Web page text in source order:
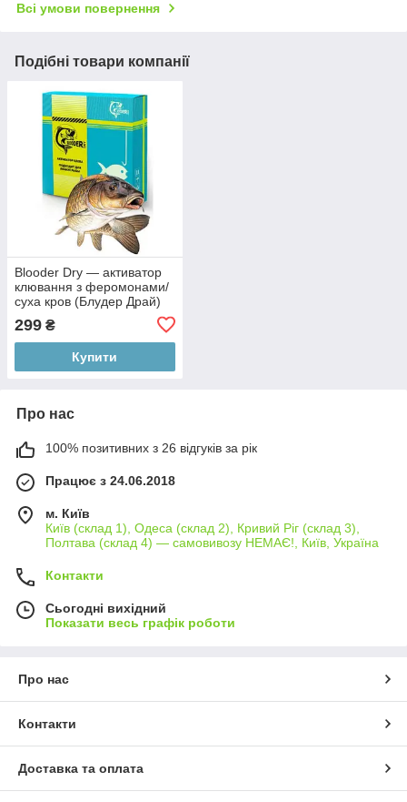
Всі умови повернення
Подібні товари компанії
Blooder Dry — активатор
клювання з феромонами/
суха кров (Блудер Драй)
299 ₴
Купити
Про нас
100% позитивних з 26 відгуків за рік
Працює з 24.06.2018
м. Київ
Київ (склад 1), Одеса (склад 2), Кривий Ріг (склад 3),
Полтава (склад 4) — самовивозу НЕМАЄ!, Київ, Україна
Контакти
Сьогодні вихідний
Показати весь графік роботи
Про нас
Контакти
Доставка та оплата